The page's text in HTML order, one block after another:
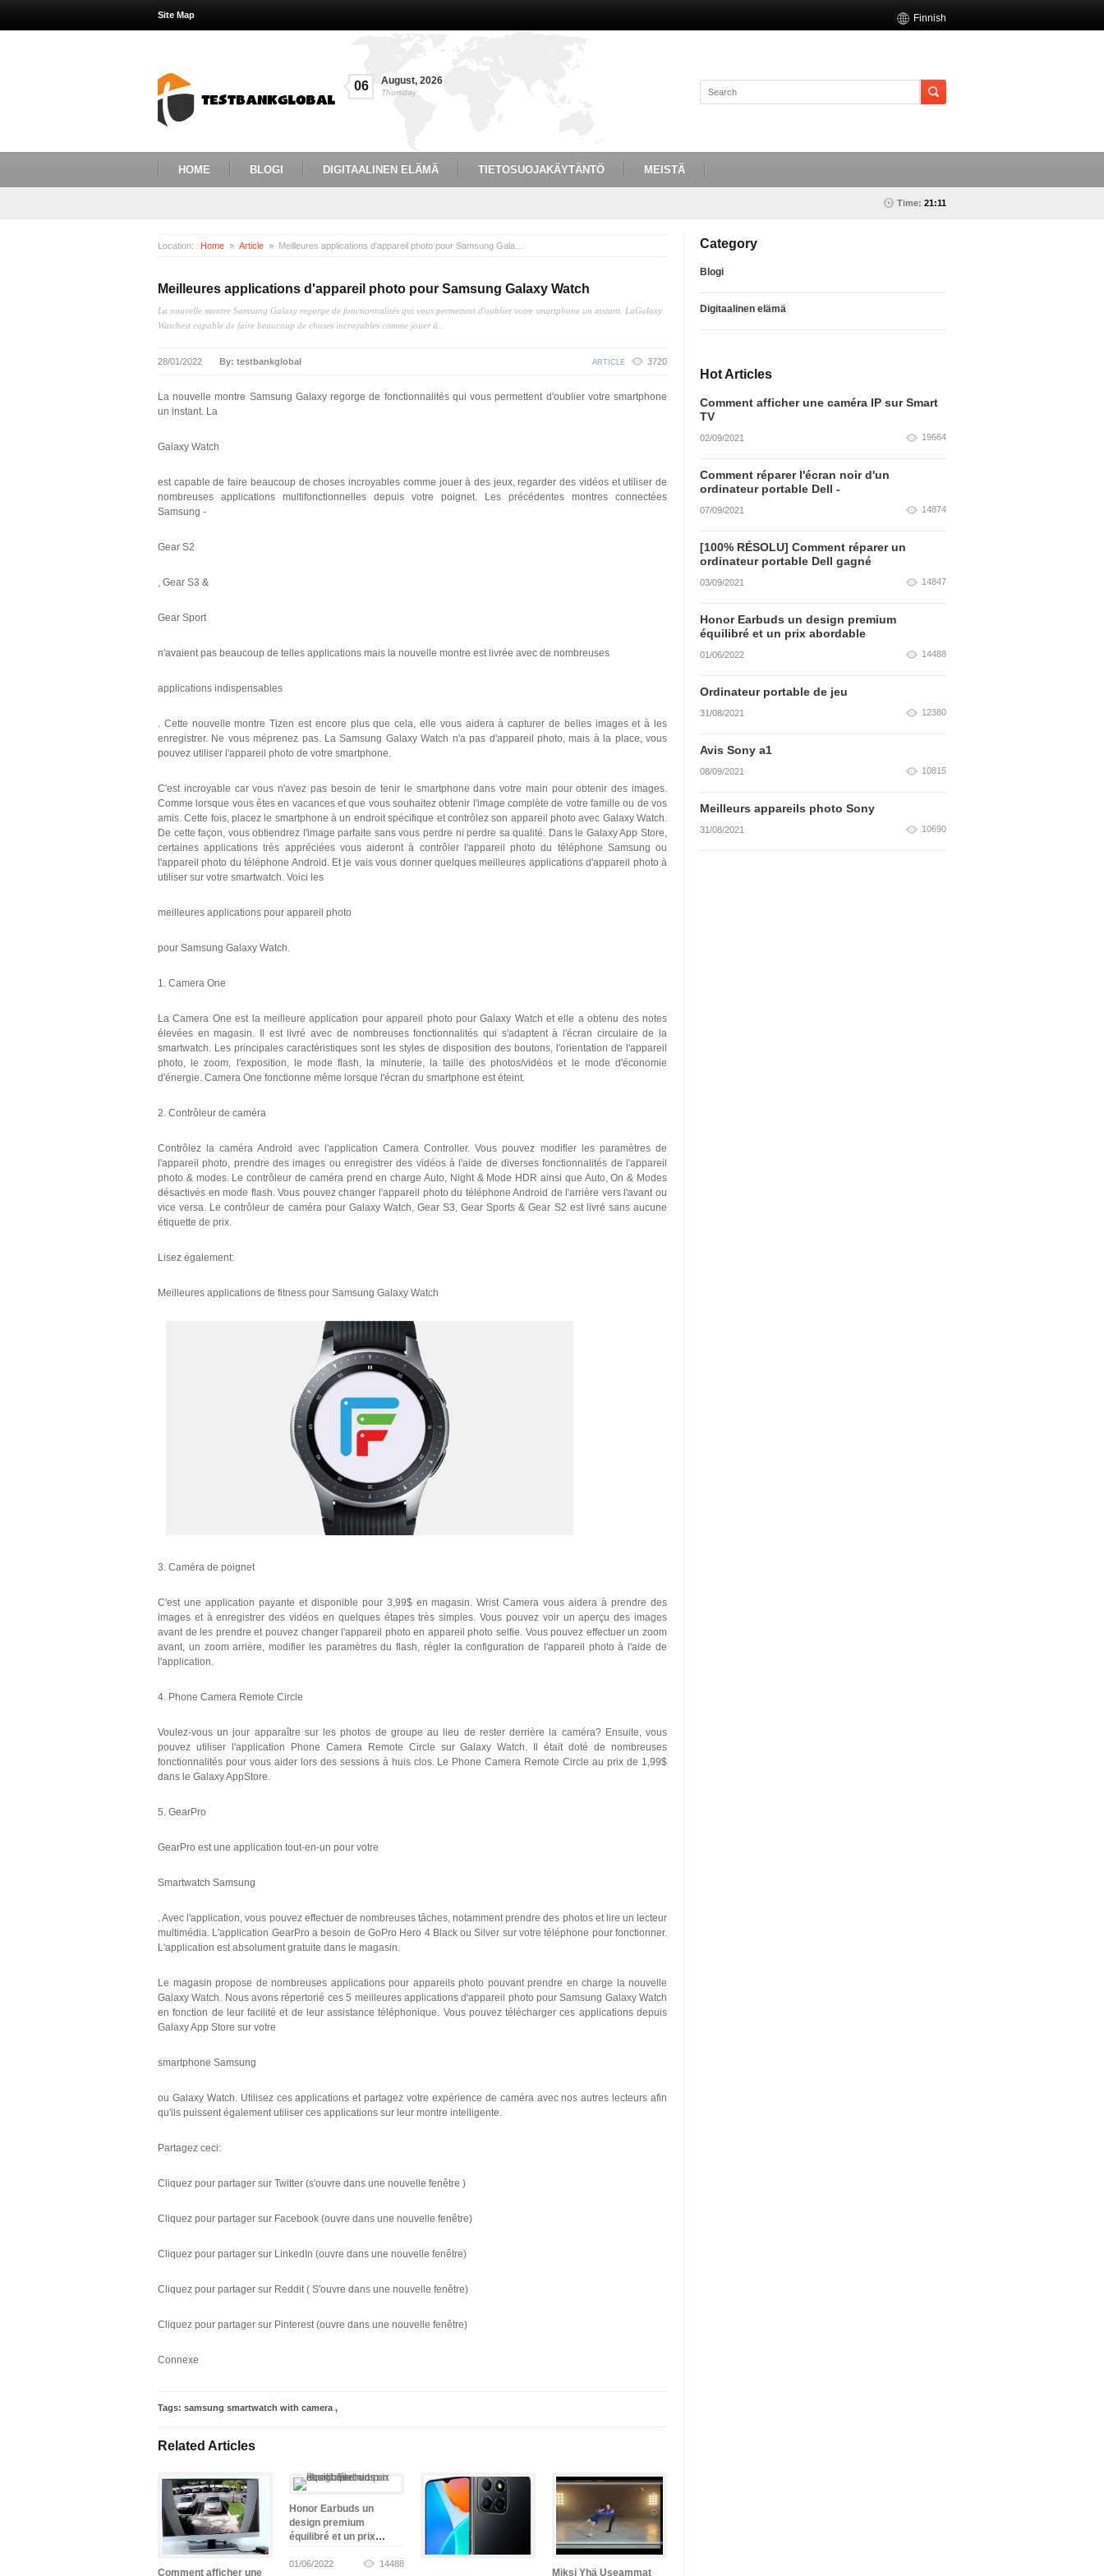
Site Map Finnish
06 August, 2026
Thursday
HOME BLOGI DIGITAALINEN ELÄMÄ TIETOSUOJAKÄYTÄNTÖ MEISTÄ
Time: 21:11
Location: Home Article
Meilleures applications d'appareil photo pour Samsung Galaxy Watch
La nouvelle montre Samsung Galaxy regorge de fonctionnalités qui vous permettent d'oublier votre smartphone un instant. LaGalaxy
Watchest capable de faire beaucoup de choses incroyables comme jouer à...
28/01/2022 By: testbankglobal ARTICLE 3720
La nouvelle montre Samsung Galaxy regorge de fonctionnalités qui vous permettent d'oublier votre smartphone
un instant. La
Galaxy Watch
est capable de faire beaucoup de choses incroyables comme jouer à des jeux, regarder des vidéos et utiliser de
nombreuses applications multifonctionnelles depuis votre poignet. Les précédentes montres connectées
Samsung -
Gear S2
, Gear S3 &
Gear Sport
n'avaient pas beaucoup de telles applications mais la nouvelle montre est livrée avec de nombreuses
applications indispensables
. Cette nouvelle montre Tizen est encore plus que cela, elle vous aidera à capturer de belles images et à les
enregistrer. Ne vous méprenez pas. La Samsung Galaxy Watch n'a pas d'appareil photo, mais à la place, vous
pouvez utiliser l'appareil photo de votre smartphone.
C'est incroyable car vous n'avez pas besoin de tenir le smartphone dans votre main pour obtenir des images.
Comme lorsque vous êtes en vacances et que vous souhaitez obtenir l'image complète de votre famille ou de vos
amis. Cette fois, placez le smartphone à un endroit spécifique et contrôlez son appareil photo avec Galaxy Watch.
De cette façon, vous obtiendrez l'image parfaite sans vous perdre ni perdre sa qualité. Dans le Galaxy App Store,
certaines applications très appréciées vous aideront à contrôler l'appareil photo du téléphone Samsung ou
l'appareil photo du téléphone Android. Et je vais vous donner quelques meilleures applications d'appareil photo à
utiliser sur votre smartwatch. Voici les
meilleures applications pour appareil photo
pour Samsung Galaxy Watch.
1. Camera One
La Camera One est la meilleure application pour appareil photo pour Galaxy Watch et elle a obtenu des notes
élevées en magasin. Il est livré avec de nombreuses fonctionnalités qui s'adaptent à l'écran circulaire de la
smartwatch. Les principales caractéristiques sont les styles de disposition des boutons, l'orientation de l'appareil
photo, le zoom, l'exposition, le mode flash, la minuterie, la taille des photos/vidéos et le mode d'économie
d'énergie. Camera One fonctionne même lorsque l'écran du smartphone est éteint.
2. Contrôleur de caméra
Contrôlez la caméra Android avec l'application Camera Controller. Vous pouvez modifier les paramètres de
l'appareil photo, prendre des images ou enregistrer des vidéos à l'aide de diverses fonctionnalités de l'appareil
photo & modes. Le contrôleur de caméra prend en charge Auto, Night & Mode HDR ainsi que Auto, On & Modes
désactivés en mode flash. Vous pouvez changer l'appareil photo du téléphone Android de l'arrière vers l'avant ou
vice versa. Le contrôleur de caméra pour Galaxy Watch, Gear S3, Gear Sports & Gear S2 est livré sans aucune
étiquette de prix.
Lisez également:
Meilleures applications de fitness pour Samsung Galaxy Watch
3. Caméra de poignet
C'est une application payante et disponible pour 3,99$ en magasin. Wrist Camera vous aidera à prendre des
images et à enregistrer des vidéos en quelques étapes très simples. Vous pouvez voir un aperçu des images
avant de les prendre et pouvez changer l'appareil photo en appareil photo selfie. Vous pouvez effectuer un zoom
avant, un zoom arrière, modifier les paramètres du flash, régler la configuration de l'appareil photo à l'aide de
l'application.
4. Phone Camera Remote Circle
Voulez-vous un jour apparaître sur les photos de groupe au lieu de rester derrière la caméra? Ensuite, vous
pouvez utiliser l'application Phone Camera Remote Circle sur Galaxy Watch. Il était doté de nombreuses
fonctionnalités pour vous aider lors des sessions à huis clos. Le Phone Camera Remote Circle au prix de 1,99$
dans le Galaxy AppStore.
5. GearPro
GearPro est une application tout-en-un pour votre
Smartwatch Samsung
. Avec l'application, vous pouvez effectuer de nombreuses tâches, notamment prendre des photos et lire un lecteur
multimédia. L'application GearPro a besoin de GoPro Hero 4 Black ou Silver sur votre téléphone pour fonctionner.
L'application est absolument gratuite dans le magasin.
Le magasin propose de nombreuses applications pour appareils photo pouvant prendre en charge la nouvelle
Galaxy Watch. Nous avons répertorié ces 5 meilleures applications d'appareil photo pour Samsung Galaxy Watch
en fonction de leur facilité et de leur assistance téléphonique. Vous pouvez télécharger ces applications depuis
Galaxy App Store sur votre
smartphone Samsung
ou Galaxy Watch. Utilisez ces applications et partagez votre expérience de caméra avec nos autres lecteurs afin
qu'ils puissent également utiliser ces applications sur leur montre intelligente.
Partagez ceci:
Cliquez pour partager sur Twitter (s'ouvre dans une nouvelle fenêtre )
Cliquez pour partager sur Facebook (ouvre dans une nouvelle fenêtre)
Cliquez pour partager sur LinkedIn (ouvre dans une nouvelle fenêtre)
Cliquez pour partager sur Reddit ( S'ouvre dans une nouvelle fenêtre)
Cliquez pour partager sur Pinterest (ouvre dans une nouvelle fenêtre)
Connexe
Tags: samsung smartwatch with camera ,
Related Articles
Comment afficher une
Honor Earbuds un
design premium
équilibré et un prix
01/06/2022 14488
Miksi Yhä Useammat
Category
Blogi
Digitaalinen elämä
Hot Articles
Comment afficher une caméra IP sur Smart
TV
02/09/2021 19664
Comment réparer l'écran noir d'un
ordinateur portable Dell -
07/09/2021 14874
[100% RÉSOLU] Comment réparer un
ordinateur portable Dell gagné
03/09/2021 14847
Honor Earbuds un design premium
équilibré et un prix abordable
01/06/2022 14488
Ordinateur portable de jeu
31/08/2021 12380
Avis Sony a1
08/09/2021 10815
Meilleurs appareils photo Sony
31/08/2021 10690